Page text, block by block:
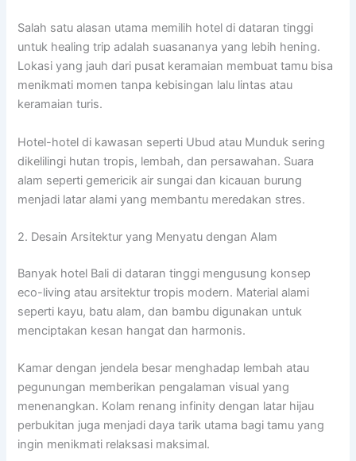
Salah satu alasan utama memilih hotel di dataran tinggi
untuk healing trip adalah suasananya yang lebih hening.
Lokasi yang jauh dari pusat keramaian membuat tamu bisa
menikmati momen tanpa kebisingan lalu lintas atau
keramaian turis.
Hotel-hotel di kawasan seperti Ubud atau Munduk sering
dikelilingi hutan tropis, lembah, dan persawahan. Suara
alam seperti gemericik air sungai dan kicauan burung
menjadi latar alami yang membantu meredakan stres.
2. Desain Arsitektur yang Menyatu dengan Alam
Banyak hotel Bali di dataran tinggi mengusung konsep
eco-living atau arsitektur tropis modern. Material alami
seperti kayu, batu alam, dan bambu digunakan untuk
menciptakan kesan hangat dan harmonis.
Kamar dengan jendela besar menghadap lembah atau
pegunungan memberikan pengalaman visual yang
menenangkan. Kolam renang infinity dengan latar hijau
perbukitan juga menjadi daya tarik utama bagi tamu yang
ingin menikmati relaksasi maksimal.